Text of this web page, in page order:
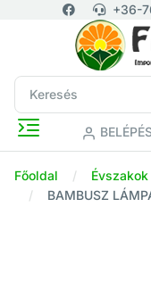
+36-
Főoldal Évszakok
BAMBUSZ